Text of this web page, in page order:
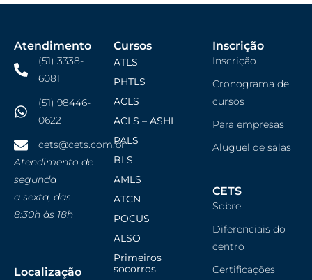
Atendimento
(51) 3338-
6081
(51) 98446-
0622
cets@cets.com.br
Atendimento de
segunda
a sexta, das
8:30h às 18h
Localização
Cursos
ATLS
PHTLS
ACLS
ACLS – ASHI
PALS
BLS
AMLS
ATCN
POCUS
ALSO
Primeiros
socorros
Inscrição
Inscrição
Cronograma de
cursos
Para empresas
Aluguel de salas
CETS
Sobre
Diferenciais do
centro
Certificações